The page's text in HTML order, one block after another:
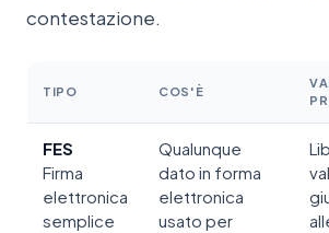
contestazione.
TIPO COS'È
FES
Firma
elettronica
semplice
Qualunque
dato in forma
elettronica
usato per